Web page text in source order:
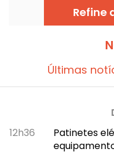
enorme recinto
norte da capital.
Refine
Últimas
12h36
Patinetes